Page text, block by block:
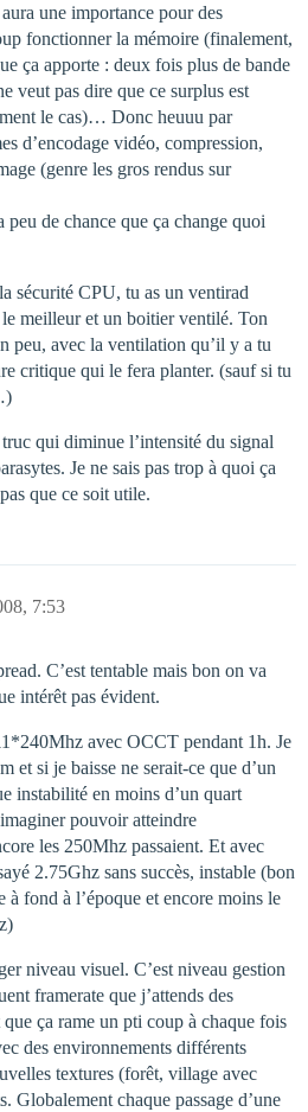
une importance pour des
fonctionner la mémoire (finalement,
ça apporte : deux fois plus de bande
veut pas dire que ce surplus est
le cas)… Donc heuuu par
d’encodage vidéo, compression,
(genre les gros rendus sur
de chance que ça change quoi
sécurité CPU, tu as un ventirad
le meilleur et un boitier ventilé. Ton
peu, avec la ventilation qu’il y a tu
critique qui le fera planter. (sauf si tu
qui diminue l’intensité du signal
Je ne sais pas trop à quoi ça
que ce soit utile.
7:53
C’est tentable mais bon on va
intérêt pas évident.
avec OCCT pendant 1h. Je
et si je baisse ne serait-ce que d’un
instabilité en moins d’un quart
pouvoir atteindre
les 250Mhz passaient. Et avec
2.75Ghz sans succès, instable (bon
à fond à l’époque et encore moins le
niveau visuel. C’est niveau gestion
framerate que j’attends des
ça rame un pti coup à chaque fois
des environnements différents
textures (forêt, village avec
Globalement chaque passage d’une